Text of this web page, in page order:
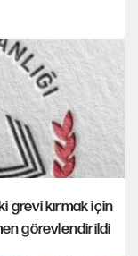
grevi kırmak için
görevlendirildi